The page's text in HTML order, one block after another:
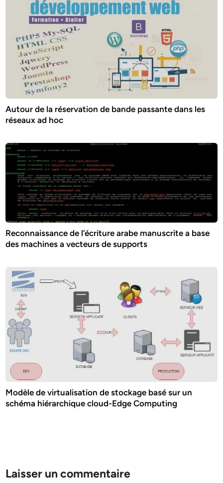
Autour de la réservation de bande passante dans les
réseaux ad hoc
Reconnaissance de l’écriture arabe manuscrite a base
des machines a vecteurs de supports
Modèle de virtualisation de stockage basé sur un
schéma hiérarchique cloud-Edge Computing
Laisser un commentaire